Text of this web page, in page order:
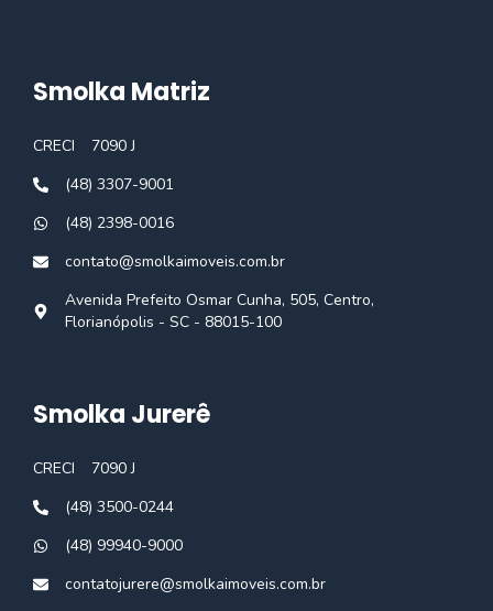
Smolka Matriz
CRECI
7090 J
(48) 3307-9001
(48) 2398-0016
contato@smolkaimoveis.com.br
Avenida Prefeito Osmar Cunha, 505, Centro,
Florianópolis - SC - 88015-100
Smolka Jurerê
CRECI
7090 J
(48) 3500-0244
(48) 99940-9000
contatojurere@smolkaimoveis.com.br